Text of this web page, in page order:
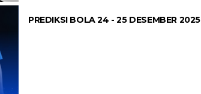
PREDIKSI BOLA 24 - 25 DESEMBER 2025